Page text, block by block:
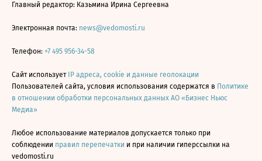
Главный редактор: Казьмина Ирина Сергеевна
Электронная почта: news@vedomosti.ru
Телефон: +7 495 956-34-58
Сайт использует IP адреса, cookie и данные геолокации
Пользователей сайта, условия использования содержатся в Политике
в отношении обработки персональных данных АО «Бизнес Ньюс
Медиа»
Любое использование материалов допускается только при
соблюдении правил перепечатки и при наличии гиперссылки на
vedomosti.ru